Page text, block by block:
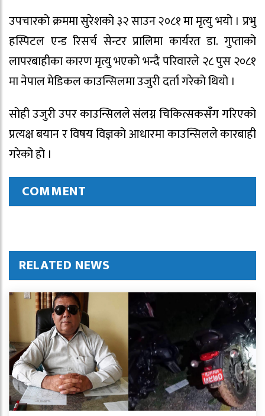
उपचारको क्रममा सुरेशको ३२ साउन २०८१ मा मृत्यु भयो । प्रभु
हस्पिटल एन्ड रिसर्च सेन्टर प्रालिमा कार्यरत डा. गुप्ताको
लापरबाहीका कारण मृत्यु भएको भन्दै परिवारले २८ पुस २०८१
मा नेपाल मेडिकल काउन्सिलमा उजुरी दर्ता गरेको थियो ।
सोही उजुरी उपर काउन्सिलले संलग्न चिकित्सकसँग गरिएको
प्रत्यक्ष बयान र विषय विज्ञको आधारमा काउन्सिलले कारबाही
गरेको हो ।
COMMENT
RELATED NEWS